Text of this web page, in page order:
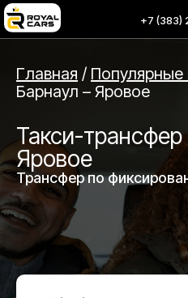
+7 (383)
Главная / Популярные
Барнаул – Яровое
Такси-
Яровое
Трансфер по